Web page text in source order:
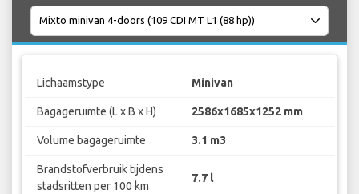
Lichaamstype Minivan
Bagageruimte (L x B x H) 2586x1685x1252 mm
Volume bagageruimte 3.1 m3
Brandstofverbruik tijdens
stadsritten per 100 km
7.7 l